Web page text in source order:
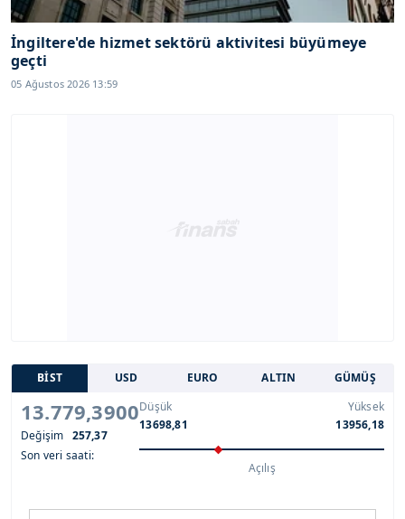
İngiltere'de hizmet sektörü aktivitesi büyümeye
geçti
05 Ağustos 2026 13:59
BİST USD EURO ALTIN GÜMÜŞ
13.779,3900
Değişim 257,37
Son veri saati:
Düşük
13698,81
Yüksek
13956,18
Açılış